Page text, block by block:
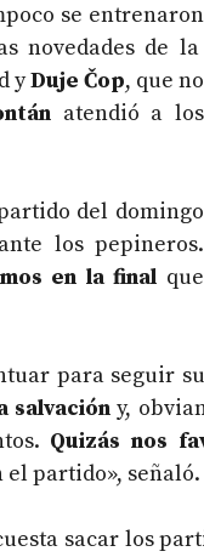
se entrenaron
novedades de la
yDuje Čop, que no
atendió a los
del domingo
los pepineros.
en la final que
para seguir
salvación y,
Quizás nos
el partido», señaló.
sacar los